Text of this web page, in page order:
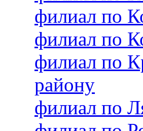
филиал по
филиал по
филиал по
району
филиал по